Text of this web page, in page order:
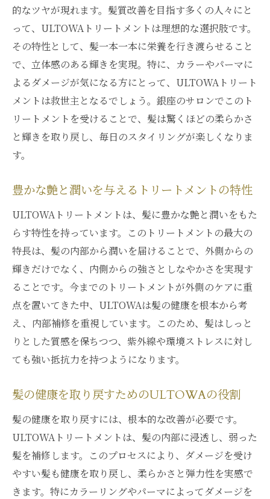
的なツヤが現れます。髪質改善を目指す多くの人々にと
って、ULTOWAトリートメントは理想的な選択肢です。
その特性として、髪一本一本に栄養を行き渡らせること
で、立体感のある輝きを実現。特に、カラーやパーマに
よるダメージが気になる方にとって、ULTOWAトリート
メントは救世主となるでしょう。銀座のサロンでこのト
リートメントを受けることで、髪は驚くほどの柔らかさ
と輝きを取り戻し、毎日のスタイリングが楽しくなりま
す。
豊かな艶と潤いを与えるトリートメントの特性
ULTOWAトリートメントは、髪に豊かな艶と潤いをもた
らす特性を持っています。このトリートメントの最大の
特長は、髪の内部から潤いを届けることで、外側からの
輝きだけでなく、内側からの強さとしなやかさを実現す
ることです。今までのトリートメントが外側のケアに重
点を置いてきた中、ULTOWAは髪の健康を根本から考
え、内部補修を重視しています。このため、髪はしっと
りとした質感を保ちつつ、紫外線や環境ストレスに対し
ても強い抵抗力を持つようになります。
髪の健康を取り戻すためのULTOWAの役割
髪の健康を取り戻すには、根本的な改善が必要です。
ULTOWAトリートメントは、髪の内部に浸透し、弱った
髪を補修します。このプロセスにより、ダメージを受け
やすい髪も健康を取り戻し、柔らかさと弾力性を実感で
きます。特にカラーリングやパーマによってダメージを